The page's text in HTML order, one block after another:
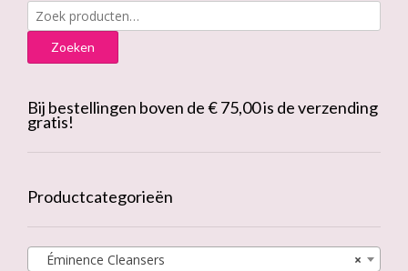
Zoeken
naar:
Zoeken
Bij bestellingen boven de € 75,00 is de verzending
gratis!
Productcategorieën
×
Éminence Cleansers